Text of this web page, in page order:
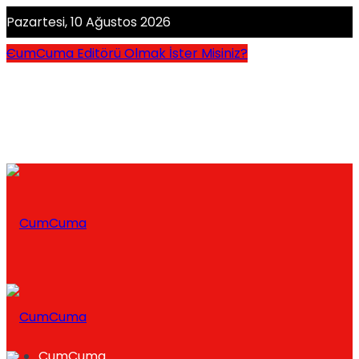
Pazartesi, 10 Ağustos 2026
CumCuma Editörü Olmak İster Misiniz?